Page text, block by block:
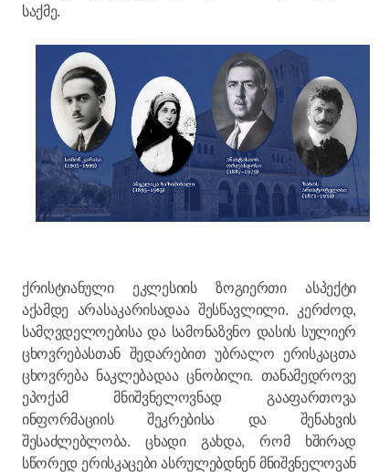
საქმე.
ქრისტიანული ეკლესიის ზოგიერთი ასპექტი
აქამდე არასაკარისადაა შესწავლილი. კერძოდ,
სამღვდელოებისა და სამონაზვნო დასის სულიერ
ცხოვრებასთან შედარებით უბრალო ერისკაცთა
ცხოვრება ნაკლებადაა ცნობილი. თანამედროვე
ეპოქამ მნიშვნელოვნად გააფართოვა
ინფორმაციის შეკრებისა და შენახვის
შესაძლებლობა. ცხადი გახდა, რომ ხშირად
სწორედ ერისკაცები ასრულებდნენ მნიშვნელოვან